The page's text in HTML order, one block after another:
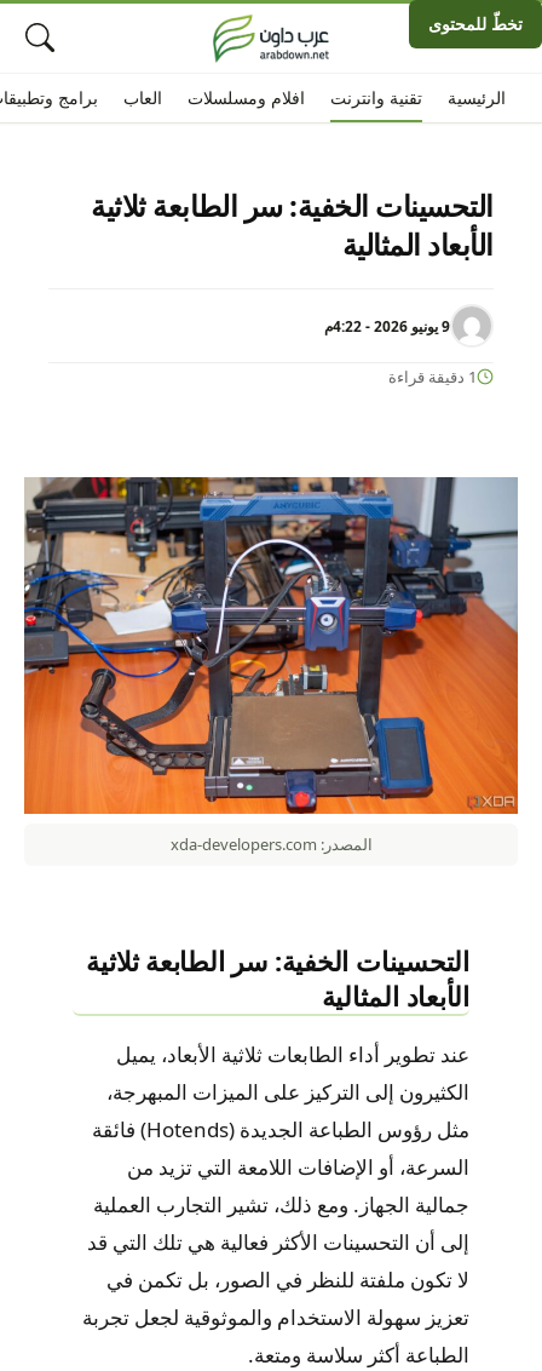
تخطّ للمحتوى
الرئيسية افلام ومسلسلات تقنية وانترنت العاب برامج
التحسينات الخفية: سر الطابعة ثلاثية
الأبعاد المثالية
9 يونيو 2026 - 4:22م
1 دقيقة قراءة
المصدر: xda-developers.com
التحسينات الخفية: سر الطابعة ثلاثية
الأبعاد المثالية
عند تطوير أداء الطابعات ثلاثية الأبعاد، يميل
الكثيرون إلى التركيز على الميزات المبهرجة،
مثل رؤوس الطباعة الجديدة (Hotends) فائقة
السرعة، أو الإضافات اللامعة التي تزيد من
جمالية الجهاز. ومع ذلك، تشير التجارب العملية
إلى أن التحسينات الأكثر فعالية هي تلك التي قد
لا تكون ملفتة للنظر في الصور، بل تكمن في
تعزيز سهولة الاستخدام والموثوقية لجعل تجربة
الطباعة أكثر سلاسة ومتعة.